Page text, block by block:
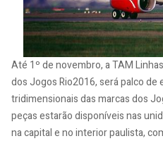
Até 1º de novembro, a TAM
dos Jogos Rio2016, será palco de
tridimensionais das marcas dos
peças estarão disponíveis nas
na capital e no interior paulista,